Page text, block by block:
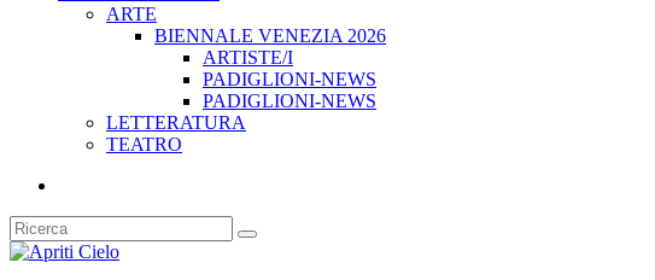
ARTE
BIENNALE VENEZIA 2026
ARTISTE/I
PADIGLIONI-NEWS
PADIGLIONI-NEWS
LETTERATURA
TEATRO